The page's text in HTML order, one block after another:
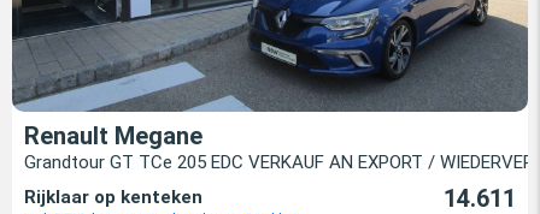
Renault Megane
Grandtour GT TCe 205 EDC VERKAUF AN EXPORT /
Rijklaar op kenteken
14.611